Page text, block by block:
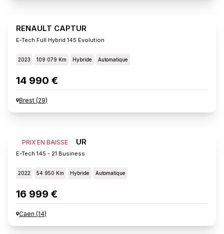
RENAULT CAPTUR
E-Tech Full Hybrid 145 Evolution
2023 109 079 Km Hybride Automatique
14 990 €
Brest (29)
PRIX EN BAISSE
RENAULT CAPTUR
E-Tech 145 - 21 Business
2022 54 950 Km Hybride Automatique
16 999 €
Caen (14)